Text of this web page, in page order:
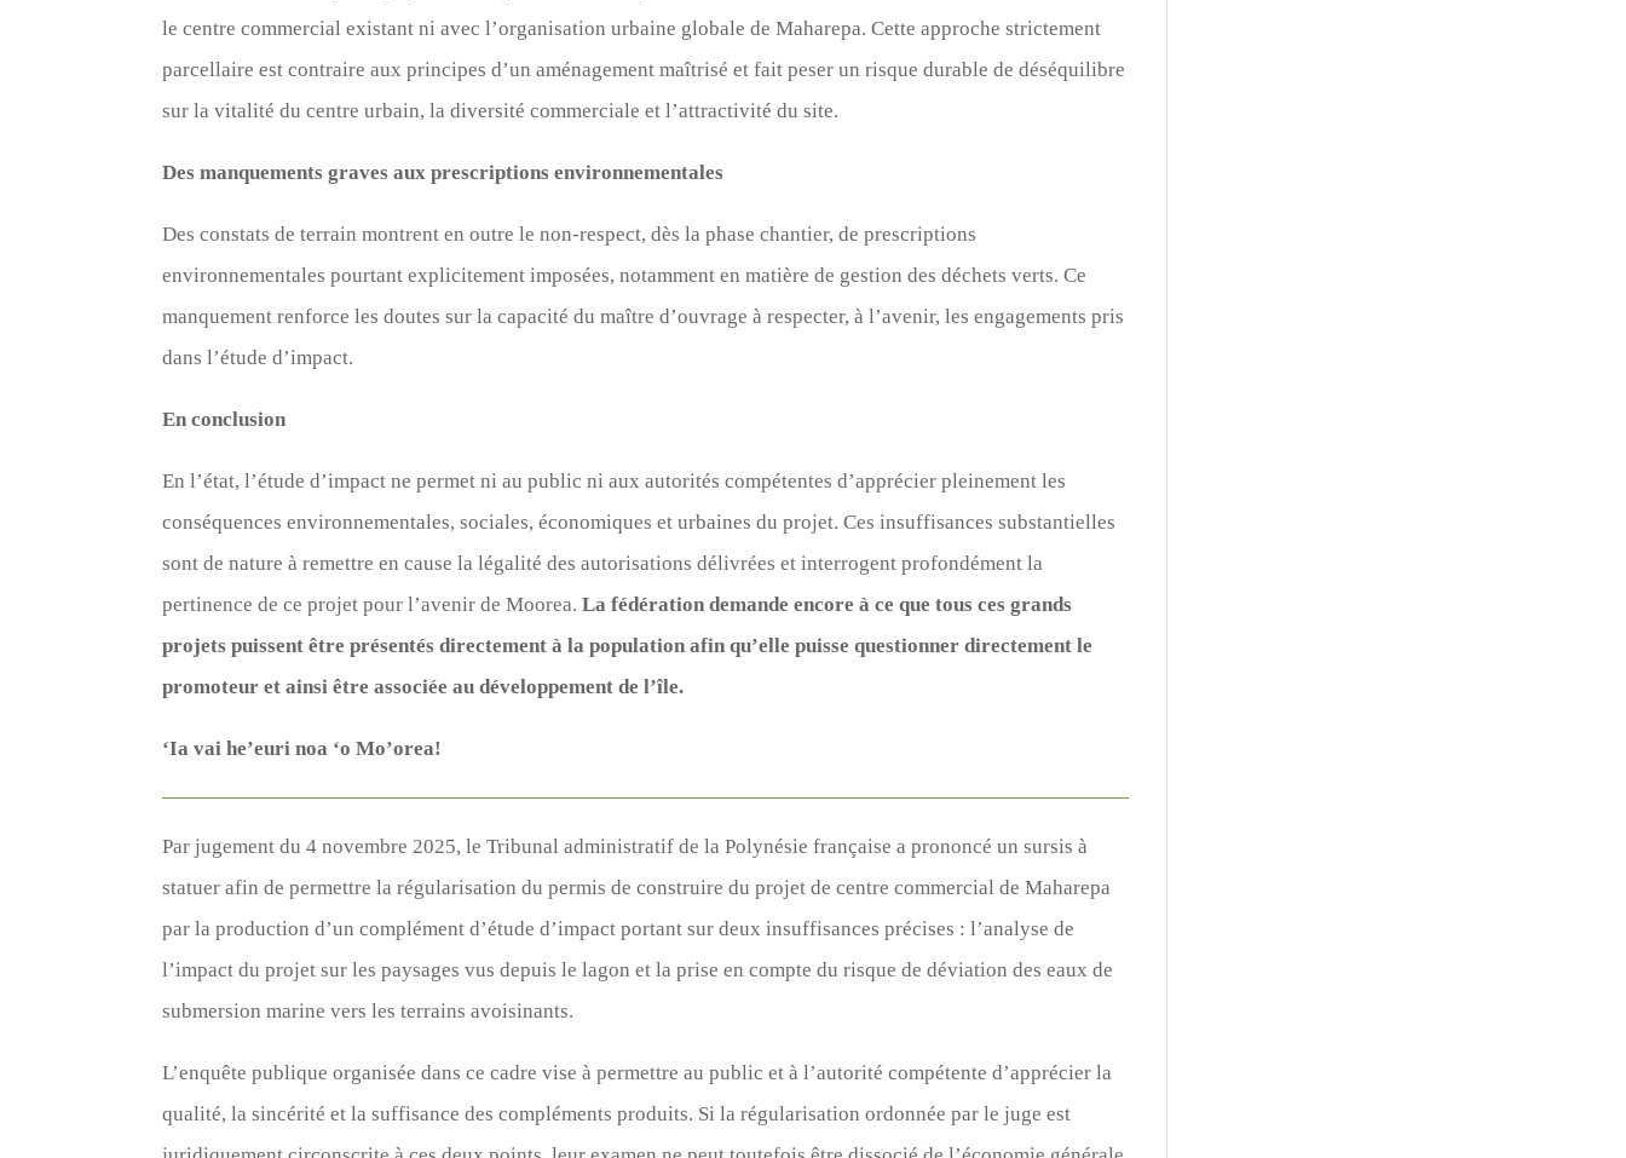
le centre commercial existant ni avec l’organisation urbaine globale de Maharepa. Cette approche strictement
parcellaire est contraire aux principes d’un aménagement maîtrisé et fait peser un risque durable de déséquilibre
sur la vitalité du centre urbain, la diversité commerciale et l’attractivité du site.
Des manquements graves aux prescriptions environnementales
Des constats de terrain montrent en outre le non-respect, dès la phase chantier, de prescriptions
environnementales pourtant explicitement imposées, notamment en matière de gestion des déchets verts. Ce
manquement renforce les doutes sur la capacité du maître d’ouvrage à respecter, à l’avenir, les engagements pris
dans l’étude d’impact.
En conclusion
En l’état, l’étude d’impact ne permet ni au public ni aux autorités compétentes d’apprécier pleinement les
conséquences environnementales, sociales, économiques et urbaines du projet. Ces insuffisances substantielles
sont de nature à remettre en cause la légalité des autorisations délivrées et interrogent profondément la
pertinence de ce projet pour l’avenir de Moorea.La fédération demande encore à ce que tous ces grands
projets puissent être présentés directement à la population afin qu’elle puisse questionner directement le
promoteur et ainsi être associée au développement de l’île.
‘Ia vai he’euri noa ‘o Mo’orea!
Par jugement du 4 novembre 2025, le Tribunal administratif de la Polynésie française a prononcé un sursis à
statuer afin de permettre la régularisation du permis de construire du projet de centre commercial de Maharepa
par la production d’un complément d’étude d’impact portant sur deux insuffisances précises : l’analyse de
l’impact du projet sur les paysages vus depuis le lagon et la prise en compte du risque de déviation des eaux de
submersion marine vers les terrains avoisinants.
L’enquête publique organisée dans ce cadre vise à permettre au public et à l’autorité compétente d’apprécier la
qualité, la sincérité et la suffisance des compléments produits. Si la régularisation ordonnée par le juge est